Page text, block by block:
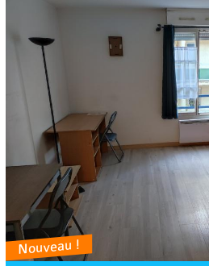
Nouveau !